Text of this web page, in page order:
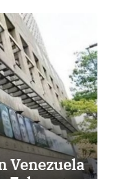
Venezuela